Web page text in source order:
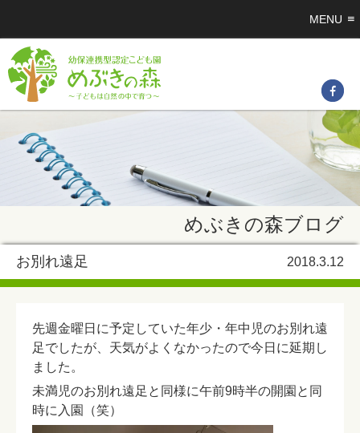
MENU
めぶきの森ブログ
お別れ遠足 2018.3.12
先週金曜日に予定していた年少・年中児のお別れ遠
足でしたが、天気がよくなかったので今日に延期し
ました。
未満児のお別れ遠足と同様に午前9時半の開園と同
時に入園（笑）